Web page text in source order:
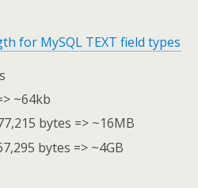
for MySQL TEXT field types
~64kb
bytes => ~16MB
bytes => ~4GB